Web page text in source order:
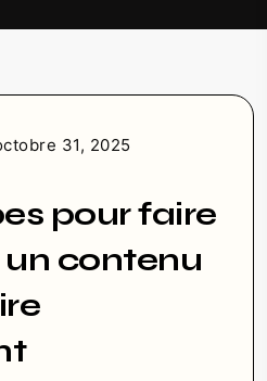
31, 2025
pour faire
contenu